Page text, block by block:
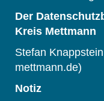
Der
Kreis Mettmann
Stefan
mettmann.de)
Notiz